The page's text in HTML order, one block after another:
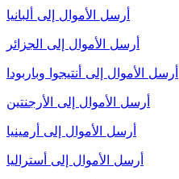
أرسل الأموال إلى ألبانيا
أرسل الأموال إلى الجزائر
أرسل الأموال إلى أنتيجوا وباربودا
أرسل الأموال إلى الأرجنتين
أرسل الأموال إلى أرمينيا
أرسل الأموال إلى أستراليا